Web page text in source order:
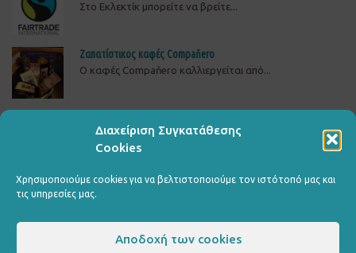
Διαχείριση Συγκατάθεσης
Cookies
Χρησιμοποιούμε cookies για να βελτιστοποιούμε τον ιστότοπό μας και
τις υπηρεσίες μας.
Αποδοχή των cookies
Στο Εκλεκτίκ μπορείτε να βρείτε...
Ζαπατίστικος καφές Compaňero
O καφές Compaňero καλλιεργείται από...
ΔΕΙΤΕ, ΥΠΟΓΡΑΨΤΕ ΚΑΙ ΔΙΑΔΩΣΤΕΤΗΝ ΚΑΜΠΑΝΙΑ...